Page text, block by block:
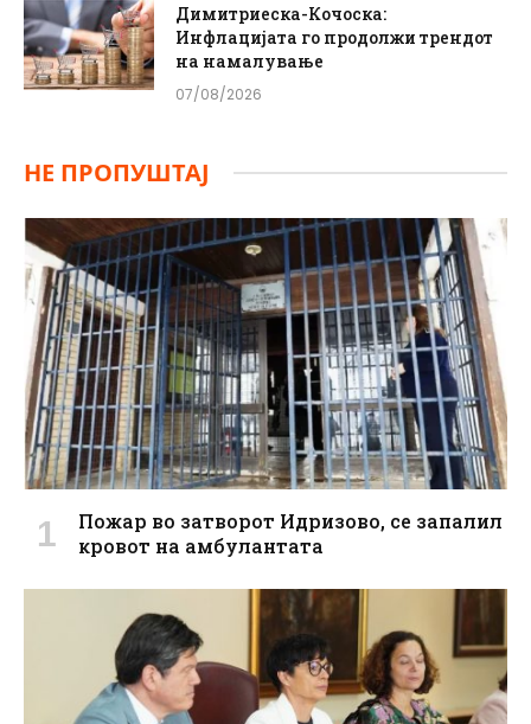
Димитриеска-Кочоска:
Инфлацијата го продолжи трендот
на намалување
07/08/2026
НЕ ПРОПУШТАЈ
Пожар во затворот Идризово, се запалил
кровот на амбулантата